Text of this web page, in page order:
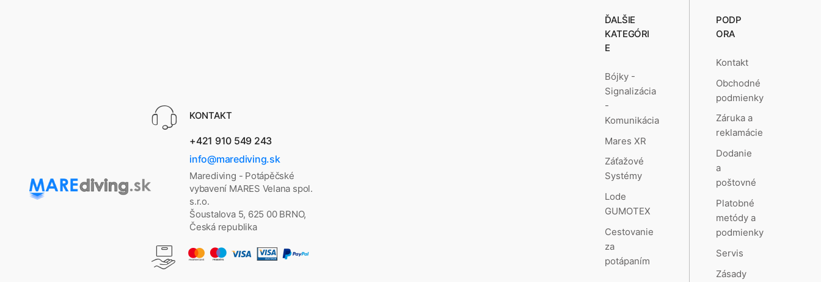
KONTAKT
+421 910 549 243
info@marediving.sk
Marediving - Potápěčské
vybavení MARES Velana spol.
s.r.o.
Šoustalova 5, 625 00 BRNO,
Česká republika
ĎALŠIE
KATEGÓRI
E
Bójky -
Signalizácia
-
Komunikácia
Mares XR
Záťažové
Systémy
Lode
GUMOTEX
Cestovanie
za
potápaním
PODP
ORA
Kontakt
Obchodné
podmienky
Záruka a
reklamácie
Dodanie
a
poštovné
Platobné
metódy a
podmienky
Servis
Zásady